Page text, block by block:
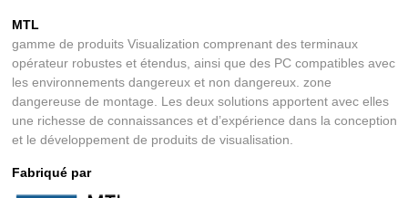
MTL
gamme de produits Visualization comprenant des terminaux
opérateur robustes et étendus, ainsi que des PC compatibles avec
les environnements dangereux et non dangereux. zone
dangereuse de montage. Les deux solutions apportent avec elles
une richesse de connaissances et d’expérience dans la conception
et le développement de produits de visualisation.
Fabriqué par